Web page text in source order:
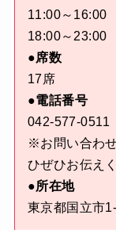
11:00～16:00
18:00～23:00
●席数
17席
●電話番号
042-577-0511
※お問い合わ
ひぜひお伝え
●所在地
東京都国立市